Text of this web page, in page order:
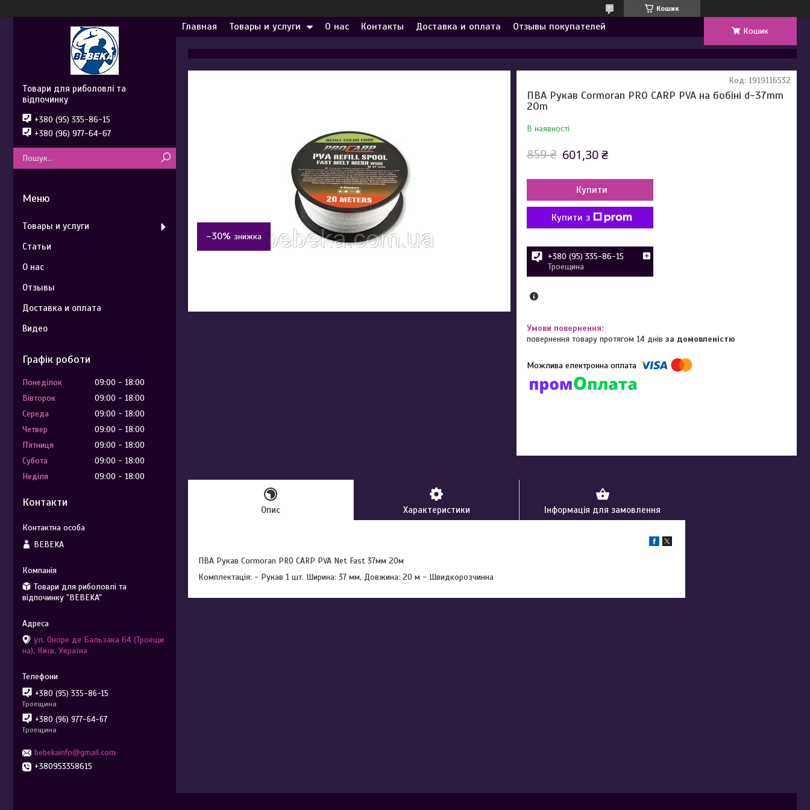
Кошик
Главная Товары и услуги О нас Контакты Доставка и оплата Отзывы покупателей Кошик
–30%
ПВА Рукав Cormoran PRO CARP PVA на бобіні d-37mm
20m
В наявності
Код: 1919116532
859 ₴ 601,30 ₴
Купити
Купити з
+380 (95) 335-86-15
Троещина
повернення товару протягом 14 днівза домовленістю
Опис Характеристики Інформація для замовлення
ПВА Рукав Cormoran PRO CARP PVA Net Fast 37мм 20м
Комплектація: - Рукав 1 шт. Ширина: 37 мм, Довжина: 20 м - Швидкорозчинна
Товари для риболовлі та
відпочинку
+380 (95) 335-86-15
+380 (96) 977-64-67
Товары и услуги
Статьи
О нас
Отзывы
Доставка и оплата
Видео
Графік роботи
Понеділок 09:00
18:00
Вівторок
09:00
18:00
Середа
09:00
18:00
Четвер
09:00
18:00
Пʼятниця
09:00
18:00
Субота
09:00
18:00
Неділя
09:00 18:00
Контакти
BEBEKA
Товари для риболовлі та
відпочинку "BEBEKA"
ул. Оноре де Бальзака 64 (Троещи
на), Київ, Україна
+380 (95) 335-86-15
Троещина
+380 (96) 977-64-67
Троещина
bebekainfo@gmail.com
+380953358615